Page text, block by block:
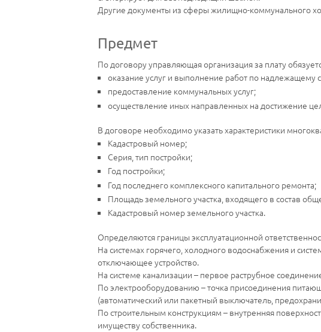
Другие документы из сферы жилищно-коммунального
Предмет
По договору управляющая организация за плату
оказание услуг и выполнение работ по
предоставление коммунальных услуг;
осуществление иных направленных на достижение
В договоре необходимо указать характеристики
Кадастровый номер;
Серия, тип постройки;
Год постройки;
Год последнего комплексного капитального ремонта;
Площадь земельного участка, входящего в состав
Кадастровый номер земельного участка.
Определяются границы эксплуатационной
На системах горячего, холодного водоснабжения и
отключающее устройство.
На системе канализации – первое раструбное
По электрооборудованию – точка присоединения
(автоматический или пакетный выключатель,
По строительным конструкциям – внутренняя
имуществу собственника.